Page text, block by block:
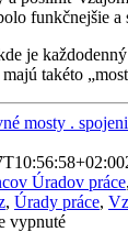
funkčnejšie a
je
takéto
mosty .
Úradov práce,
, Úrady práce,
vypnuténa